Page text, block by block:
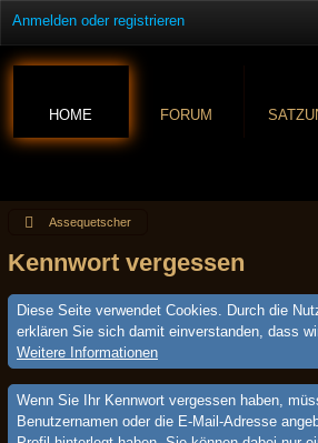
Anmelden oder registrieren
HOME FORUM
Assequetscher
Kennwort vergessen
Diese Seite verwendet Cookies. Durch die
erklären Sie sich damit einverstanden, dass
Weitere Informationen
Wenn Sie Ihr Kennwort vergessen haben,
Benutzernamen oder die E-Mail-Adresse